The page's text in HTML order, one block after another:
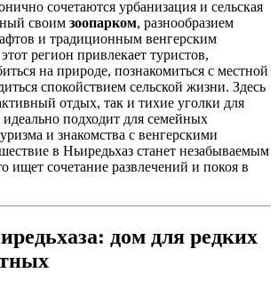
сочетаются урбанизация и сельская
своим зоопарком, разнообразием
и традиционным венгерским
регион привлекает туристов,
на природе, познакомиться с местной
спокойствием сельской жизни. Здесь
отдых, так и тихие уголки для
подходит для семейных
и знакомства с венгерскими
в Ньиредьхаз станет незабываемым
ищет сочетание развлечений и покоя в
дом для редких